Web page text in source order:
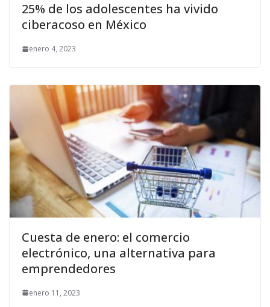
25% de los adolescentes ha vivido
ciberacoso en México
enero 4, 2023
Cuesta de enero: el comercio
electrónico, una alternativa para
emprendedores
enero 11, 2023